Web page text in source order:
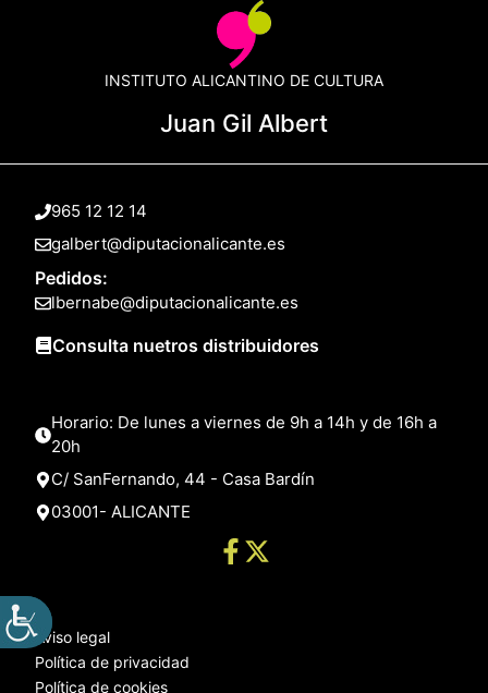
INSTITUTO ALICANTINO DE CULTURA
Juan Gil Albert
965 12 12 14
galbert@diputacionalicante.es
Pedidos:
lbernabe@diputacionalicante.es
Consulta nuetros distribuidores
Horario: De lunes a viernes de 9h a 14h y de 16h a
20h
C/ SanFernando, 44 - Casa Bardín
03001- ALICANTE
Aviso legal
Política de privacidad
Política de cookies